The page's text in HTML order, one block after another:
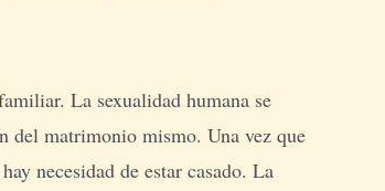
La sexualidad humana se
del matrimonio mismo. Una vez que
necesidad de estar casado. La